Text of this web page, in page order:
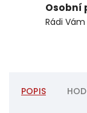
Osobní
Rádi
POPIS